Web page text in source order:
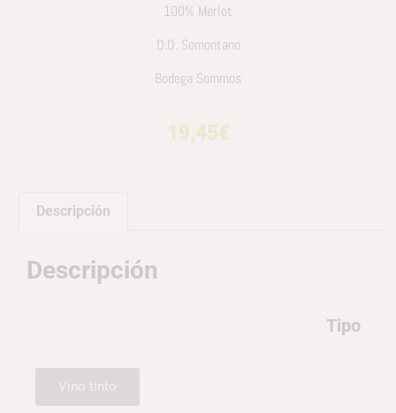
100% Merlot
D.O. Somontano
Bodega Sommos
19,45€
Descripción
Descripción
Tipo
Vino tinto